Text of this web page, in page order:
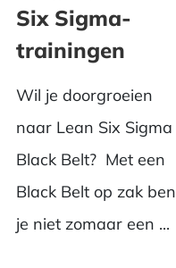
Six Sigma-
trainingen
Wil je doorgroeien
naar Lean Six Sigma
Black Belt? Met een
Black Belt op zak ben
je niet zomaar een ...